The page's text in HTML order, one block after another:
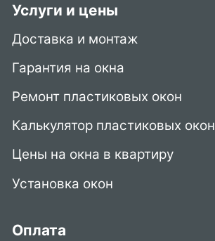
Услуги и цены
Доставка и монтаж
Гарантия на окна
Ремонт пластиковых окон
Калькулятор пластиковых окон
Цены на окна в квартиру
Установка окон
Оплата